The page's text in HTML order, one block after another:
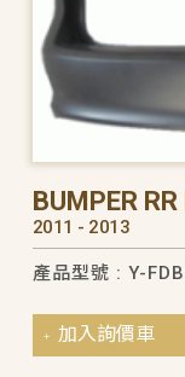
BUMPER
2011 - 2013
產品型號 : Y-
加入詢價車